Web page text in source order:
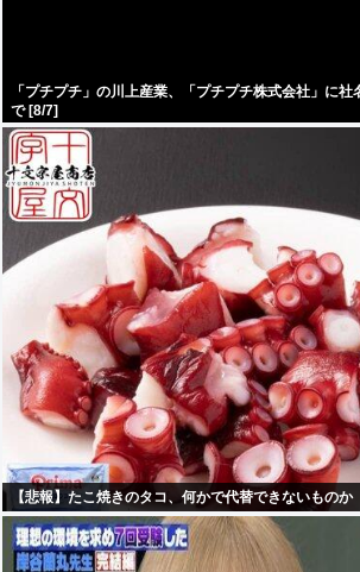
「プチプチ」の川上産業、「プチプチ株式会社」に
で [8/7]
【悲報】たこ焼きのタコ、何かで代替できないものか